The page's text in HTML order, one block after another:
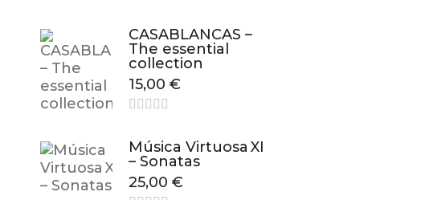
CASABLANCAS –
The essential
collection
15,00 €
Música Virtuosa XI
– Sonatas
25,00 €